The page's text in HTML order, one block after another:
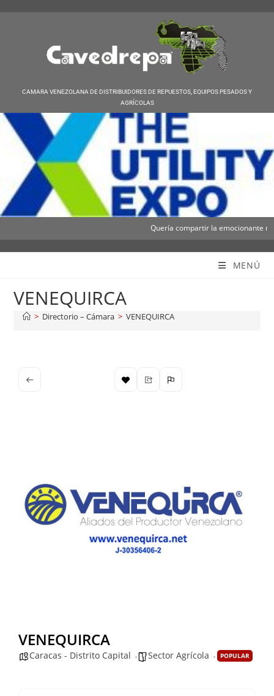
CAMARA VENEZOLANA DE DISTRIBUIDORES DE REPUESTOS, EQUIPOS PESADOS Y
AGRÍCOLAS
Quería compartir la emocionante
MENÚ
VENEQUIRCA
> Directorio – Cámara > VENEQUIRCA
VENEQUIRCA
Caracas - Distrito Capital Sector Agrícola POPULAR